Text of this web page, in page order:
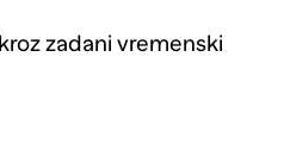
zadani vremenski